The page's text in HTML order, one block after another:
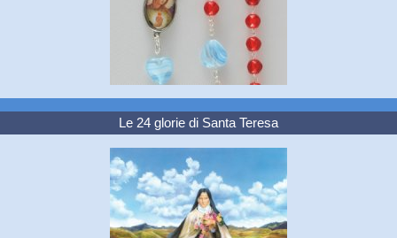
Le 24 glorie di Santa Teresa